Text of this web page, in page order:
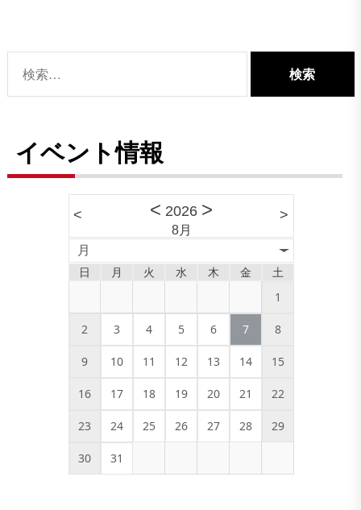
索:
イベント情報
< < 2026 >
8月
>
月
日 月 火 水 木 金 土
1
2 3 4 5 6 7 8
9 10 11 12 13 14 15
16 17 18 19 20 21 22
23 24 25 26 27 28 29
30 31